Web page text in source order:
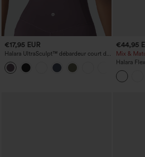
€17,95 EUR
Halara UltraSculpt™ débardeur court de
yoga dos nu torsadé à bretelles doubles
€44,95
Mix &
Halara
taille
jambe large